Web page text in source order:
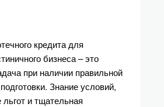
кредита для
бизнеса – это
при наличии правильной
Знание условий,
льгот и тщательная